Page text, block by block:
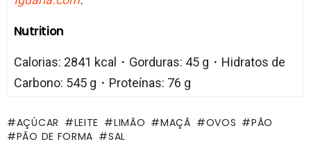
Nutrition
Calorias: 2841 kcal・Gorduras: 45 g・Hidratos de
Carbono: 545 g・Proteínas: 76 g
AÇÚCAR LEITE LIMÃO MAÇÃ OVOS
PÃO
PÃO DE FORMA
SAL